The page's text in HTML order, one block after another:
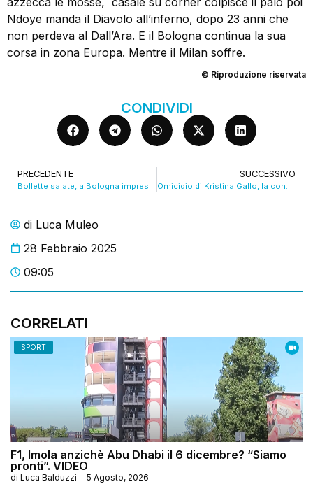
di Luca Muleo
28 Febbraio 2025
09:05
CORRELATI
SPORT
F1, Imola anzichè Abu Dhabi il 6 dicembre? “Siamo
pronti”. VIDEO
di Luca Balduzzi - 5 Agosto, 2026
Ndoye manda il Diavolo all’inferno, dopo 23 anni che
non perdeva al Dall’Ara. E il Bologna continua la sua
corsa in zona Europa. Mentre il Milan soffre.
© Riproduzione riservata
CONDIVIDI
PRECEDENTE
Bollette salate, a Bologna imprese e negozi in ginocchio. VIDEO
SUCCESSIVO
Omicidio di Kristina Gallo, la condanna diventa definitiva per Giuseppe Cappello